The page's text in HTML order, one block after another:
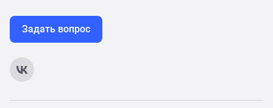
Задать вопрос